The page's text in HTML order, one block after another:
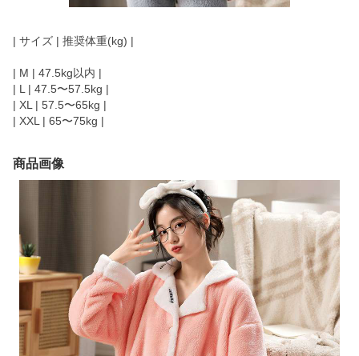
| サイズ | 推奨体重(kg) |
| M | 47.5kg以内 |
| L | 47.5〜57.5kg |
| XL | 57.5〜65kg |
| XXL | 65〜75kg |
商品画像